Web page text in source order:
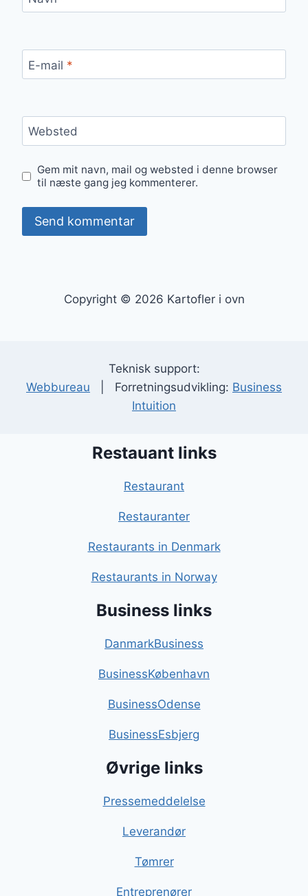
E-mail *
Websted
Gem mit navn, mail og websted i denne browser
til næste gang jeg kommenterer.
Copyright © 2026 Kartofler i ovn
Teknisk support:
Webbureau | Forretningsudvikling: Business
Intuition
Restauant links
Restaurant
Restauranter
Restaurants in Denmark
Restaurants in Norway
Business links
DanmarkBusiness
BusinessKøbenhavn
BusinessOdense
BusinessEsbjerg
Øvrige links
Pressemeddelelse
Leverandør
Tømrer
Entreprenører